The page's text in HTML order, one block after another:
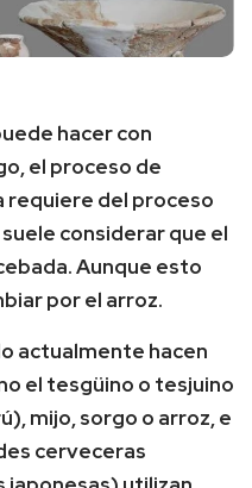
hacer con
el proceso de
requiere del proceso
considerar que el
Aunque esto
por el arroz.
actualmente hacen
el tesgüino o tesjuino
mijo, sorgo o arroz, e
cerveceras